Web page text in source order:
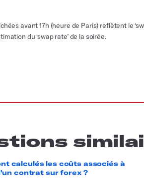
avant 17h (heure de Paris) reflètent le
du ‘swap rate’ de la soirée.
calculés les coûts associés à
contrat sur forex ?